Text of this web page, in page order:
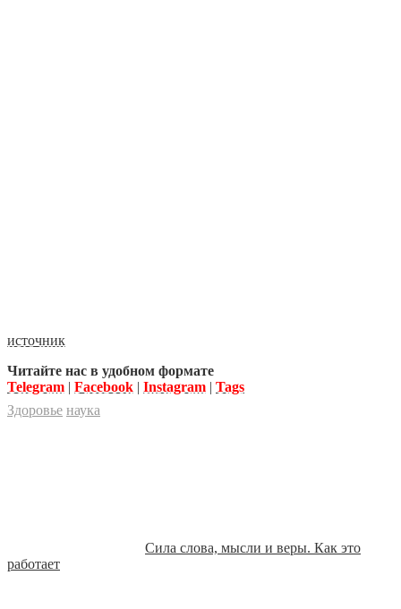
источник
Читайте нас в удобном формате
Telegram | Facebook | Instagram | Tags
Здоровье наука
Сила слова, мысли и веры. Как это
работает